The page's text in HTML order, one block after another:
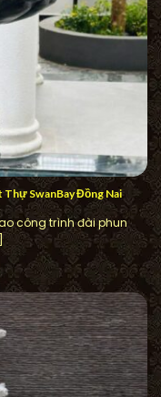
SwanBay Đồng Nai
công trình đài phun